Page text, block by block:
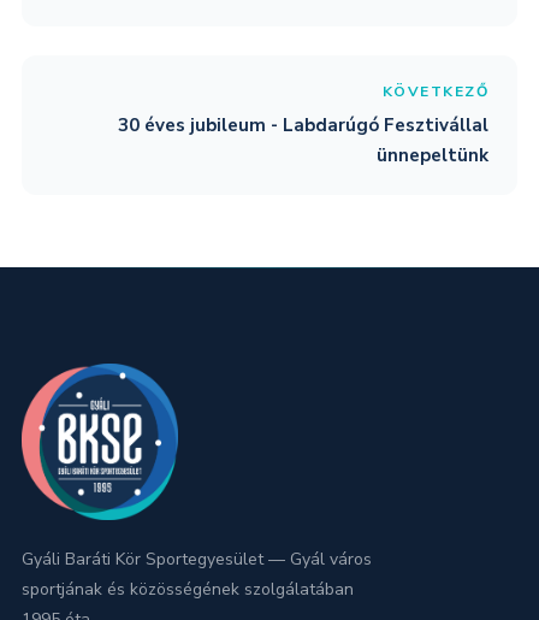
KÖVETKEZŐ
30 éves jubileum - Labdarúgó Fesztivállal
ünnepeltünk
Gyáli Baráti Kör Sportegyesület — Gyál város
sportjának és közösségének szolgálatában